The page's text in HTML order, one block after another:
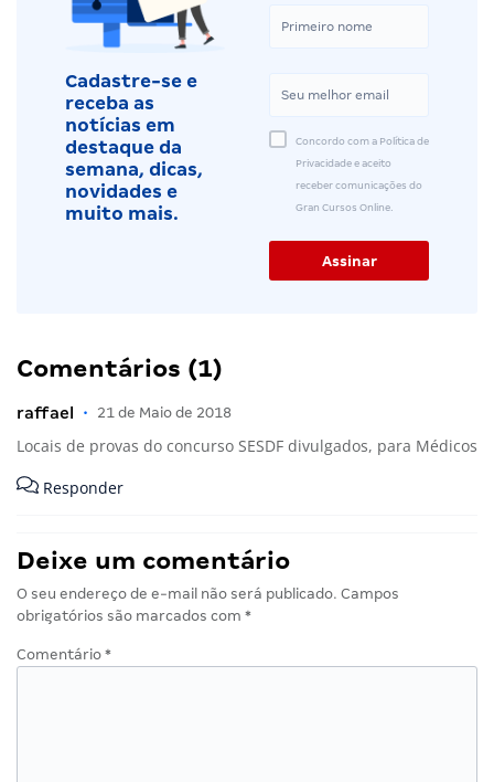
Cadastre-se e
receba as
notícias em
destaque da
semana, dicas,
novidades e
muito mais.
Concordo com a Política de
Privacidade e aceito
receber comunicações do
Gran Cursos Online.
Comentários (1)
raffael • 21 de Maio de 2018
Locais de provas do concurso SESDF divulgados, para Médicos
Responder
Deixe um comentário
O seu endereço de e-mail não será publicado. Campos
obrigatórios são marcados com *
Comentário *